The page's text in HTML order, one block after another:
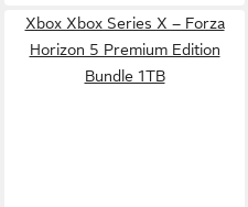
Xbox Xbox Series X – Forza
Horizon 5 Premium Edition
Bundle 1TB